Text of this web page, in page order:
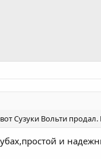
Сузуки Вольти
и